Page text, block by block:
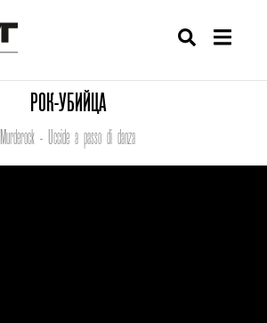
РОК-УБИЙЦА
Murderock - Uccide a passo di danza